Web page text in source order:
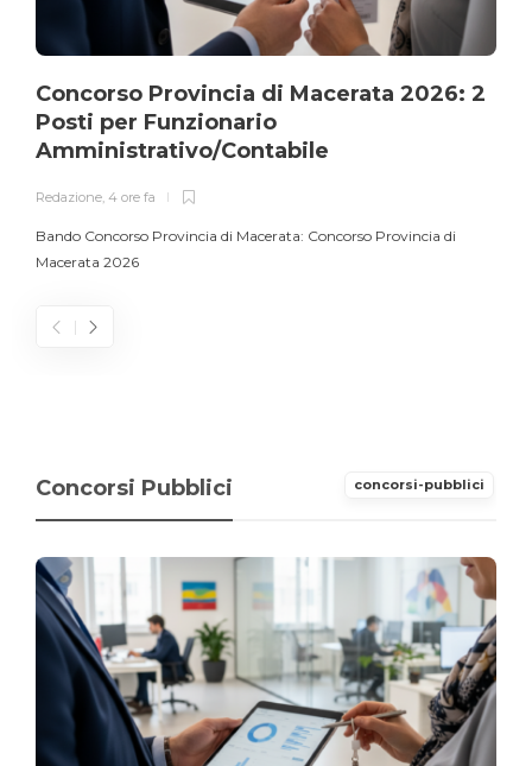
Concorso Provincia di Macerata 2026: 2
Posti per Funzionario
Amministrativo/Contabile
Redazione, 4 ore fa
Bando Concorso Provincia di Macerata: Concorso Provincia di
Macerata 2026
Concorsi Pubblici concorsi-pubblici